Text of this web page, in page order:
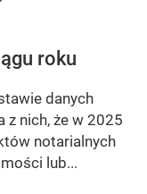
roku
danych
z nich, że w 2025
notarialnych
lub...